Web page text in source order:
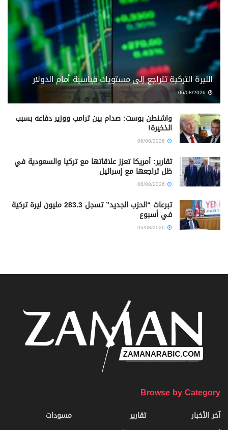
الليرة التركية تتراجع إلى مستويات قياسية أمام الدولار
06/08/2026
واشنطن بوست: صدام بين ترامب ووزير دفاعه بسبب
الذخيرة!
تقارير: أمريكا تعزز علاقاتها مع تركيا والسعودية في
ظل تراجعها مع إسرائيل
تبرعات “الحزب الجديد” تسجل 283.3 مليون ليرة تركية
في أسبوع
Browse by Category
آخر الأخبار
تقارير
مسودات